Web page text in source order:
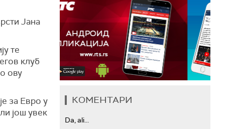
Јана
те
клуб
ову
за Евро у
још увек
КОМЕНТАРИ
Da, ali...